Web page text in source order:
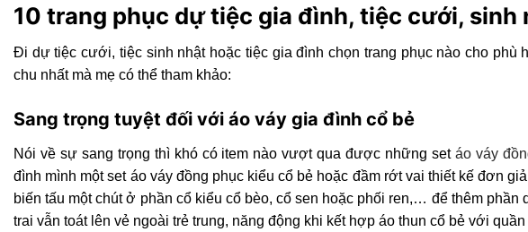
10 trang phục dự tiệc gia đình, tiệc cưới, sinh
Đi dự tiệc cưới, tiệc sinh nhật hoặc tiệc gia đình chọn trang phục nào cho phù
chu nhất mà mẹ có thể tham khảo:
Sang trọng tuyệt đối với áo váy gia đình cổ bẻ
Nói về sự sang trọng thì khó có item nào vượt qua được những set áo váy
đình mình một set áo váy đồng phục kiểu cổ bẻ hoặc đầm rớt vai thiết kế đơn
biến tấu một chút ở phần cổ kiểu cổ bèo, cổ sen hoặc phối ren,… để thêm phần
trai vẫn toát lên vẻ ngoài trẻ trung, năng động khi kết hợp áo thun cổ bẻ với